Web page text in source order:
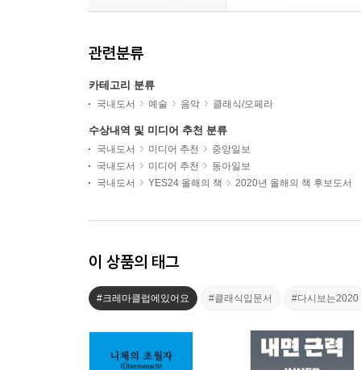
관련분류
카테고리 분류
국내도서 예술 음악 클래식/오페라
수상내역 및 미디어 추천 분류
국내도서 미디어 추천
중앙일보
국내도서
미디어 추천
동아일보
국내도서
YES24 올해의 책 2020년 올해의 책 후보도서
이 상품의 태그
#크레마클럽에있어요 #클래식입문서 #다시보는2020